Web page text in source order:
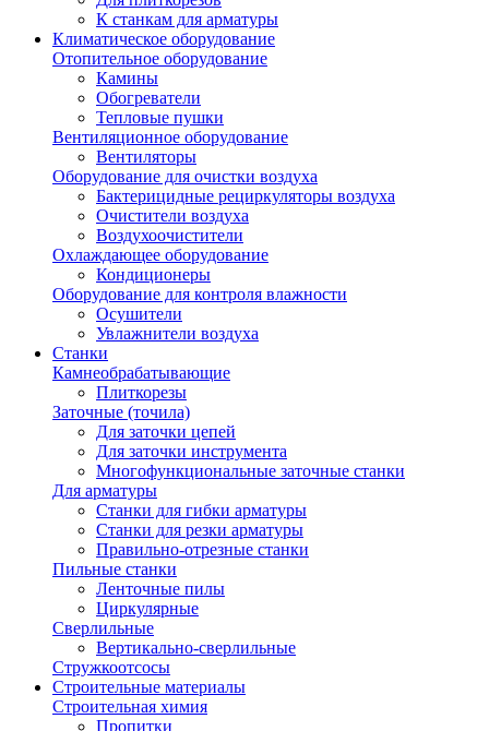
К станкам для арматуры
Климатическое оборудование
Отопительное оборудование
Камины
Обогреватели
Тепловые пушки
Вентиляционное оборудование
Вентиляторы
Оборудование для очистки воздуха
Бактерицидные рециркуляторы воздуха
Очистители воздуха
Воздухоочистители
Охлаждающее оборудование
Кондиционеры
Оборудование для контроля влажности
Осушители
Увлажнители воздуха
Станки
Камнеобрабатывающие
Плиткорезы
Заточные (точила)
Для заточки цепей
Для заточки инструмента
Многофункциональные заточные станки
Для арматуры
Станки для гибки арматуры
Станки для резки арматуры
Правильно-отрезные станки
Пильные станки
Ленточные пилы
Циркулярные
Сверлильные
Вертикально-сверлильные
Стружкоотсосы
Строительные материалы
Строительная химия
Пропитки